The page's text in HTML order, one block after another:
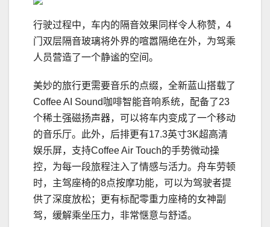
行驶过程中，车内的隔音效果同样令人称赞，4
门双层隔音玻璃将外界的喧嚣隔绝在外，为驾乘
人员营造了一个静谧的空间。
美妙的旅行更需要音乐的点缀，全新蓝山搭载了
Coffee AI Sound咖啡智能音响系统，配备了23
个稀土强磁扬声器，可以将车内变成了一个移动
的音乐厅。此外，后排更有17.3英寸3K超高清
娱乐屏，支持Coffee Air Touch的手势微动操
控，为每一段旅程注入了情感与活力。舟车劳顿
时，主驾座椅的8点按摩功能，可以为驾驶者提
供了深度放松；更有标配零重力座椅的女神副
驾，缓解乘坐压力，非常惬意与舒适。